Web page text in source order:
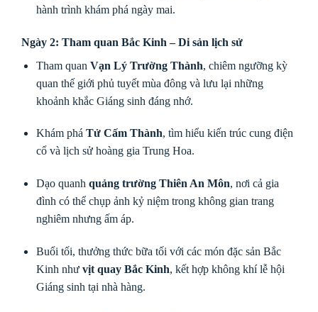
hành trình khám phá ngày mai.
Ngày 2: Tham quan Bắc Kinh – Di sản lịch sử
Tham quan Vạn Lý Trường Thành, chiêm ngưỡng kỳ
quan thế giới phủ tuyết mùa đông và lưu lại những
khoảnh khắc Giáng sinh đáng nhớ.
Khám phá Tử Cấm Thành, tìm hiểu kiến trúc cung điện
cổ và lịch sử hoàng gia Trung Hoa.
Dạo quanh quảng trường Thiên An Môn, nơi cả gia
đình có thể chụp ảnh kỷ niệm trong không gian trang
nghiêm nhưng ấm áp.
Buổi tối, thưởng thức bữa tối với các món đặc sản Bắc
Kinh như vịt quay Bắc Kinh, kết hợp không khí lễ hội
Giáng sinh tại nhà hàng.